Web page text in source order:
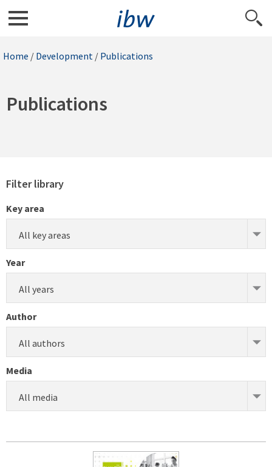
Home / Development / Publications
Publications
Filter library
Key area
All key areas
Year
All years
Author
All authors
Media
All media